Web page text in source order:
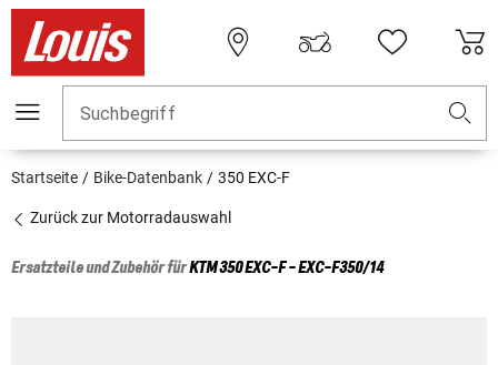
Suchbegriff
Startseite Bike-Datenbank 350 EXC-F
Zurück zur Motorradauswahl
Ersatzteile und Zubehör fürKTM350 EXC-F - EXC-F350/14